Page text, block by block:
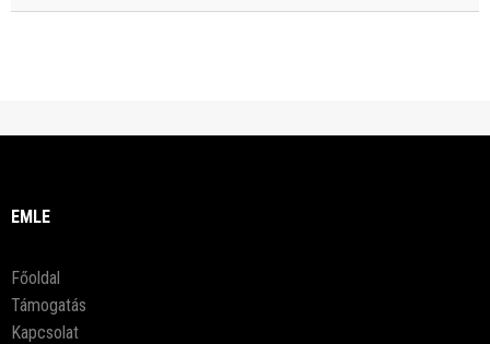
EMLE
Főoldal
Támogatás
Kapcsolat